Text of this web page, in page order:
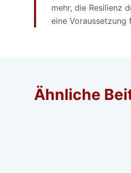
mehr, die Resilienz
eine
Ähnliche